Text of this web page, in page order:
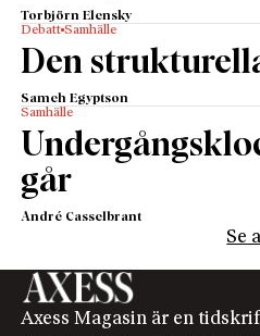
Torbjörn Elensky
Debatt Samhälle
Den
Sameh Egyptson
Samhälle
går
André Casselbrant
Se
Axess Magasin är en